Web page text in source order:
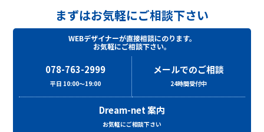
まずはお気軽にご相談下さい
WEBデザイナーが直接相談にのります。
お気軽にご相談下さい。
078-763-2999
平日 10:00～19:00
メールでのご相談
24時間受付中
Dream-net 案内
お気軽にご相談下さい